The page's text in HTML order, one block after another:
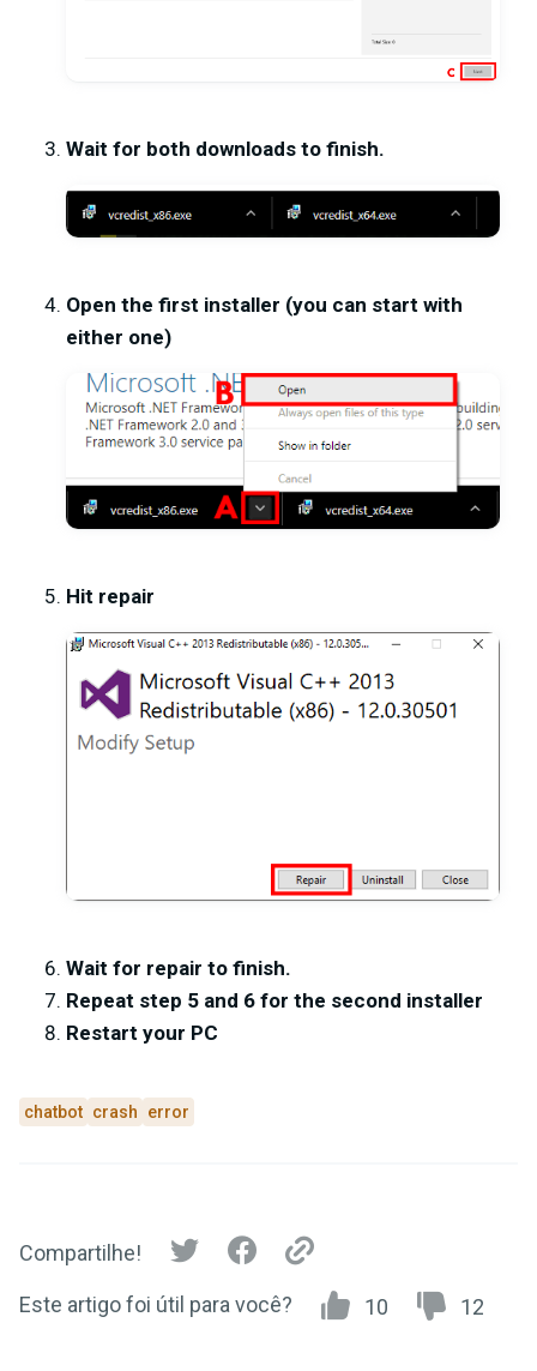
Wait for both downloads to finish.
Open the first installer (you can start with
either one)
Hit repair
Wait for repair to finish.
Repeat step 5 and 6 for the second installer
Restart your PC
chatbot crash error
Compartilhe!
Este artigo foi útil para você? 10 12